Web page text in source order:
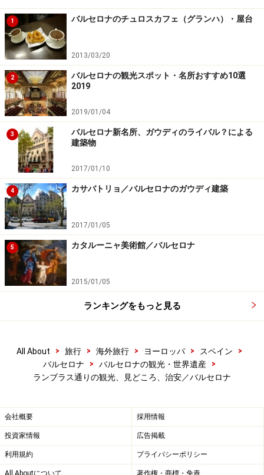
ヨーロッパを代表する歌劇場リセウ大劇場
玄関、ホール、休憩室、絵画のコレクション展示場などがガ
イド付きで見学できます
ランブラス通りのちょうど中央辺り、下って右手側に、
バルセロナがスペインの中でもブルジョワ階級の多い裕
福な都市だった面影を残す、壮大なリセウ大劇場があり
ます。1845年に建築が開始され、1847年に完成した当初
は、3500もの座席と1000の立ち見席があり、ヨーロッパ
で最も収容能力のある重要なオペラ劇場でした。現在は
立ち見席はなく2292座席と、収容能力はオープン当時の
半分になりましたが、その分ゆったりとした座席でくつ
ろぐことができるようになりました。2度の火災と爆弾
事件のため、改築を繰り返されたため、外観は比較的新
しいイメージです。
スペイン国内はもとより世界的評価の高いオペラがこの
劇場で催されるので、興味のある方は劇場のプログラム
を見て旅の日程を考えたいもの。オペラ鑑賞はワンピー
ョンで出かけましょう。
またオペラに興味がなくともくらくらしそうなくらい輝
くゴージャスな劇場の内部が見学できます。チケットは
1 バルセロナのチュロスカフェ（グランハ）・屋台
2013/03/20
2
バルセロナの観光スポット・名所おすすめ10選
2019
2019/01/04
3
バルセロナ新名所、ガウディのライバル？による
建築物
2017/01/10
4 カサバトリョ／バルセロナのガウディ建築
2017/01/05
5 カタルーニャ美術館／バルセロナ
2015/01/05
ランキングをもっと見る
All About > 旅行 > 海外旅行 > ヨーロッパ > スペイン
>
バルセロナ
> バルセロナの観光・世界遺産
>
ランブラス通りの観光、見どころ、治安／バルセロナ
会社概要 採用情報
投資家情報 広告掲載
利用規約 プライバシーポリシー
All Aboutについて 著作権・商標・免責